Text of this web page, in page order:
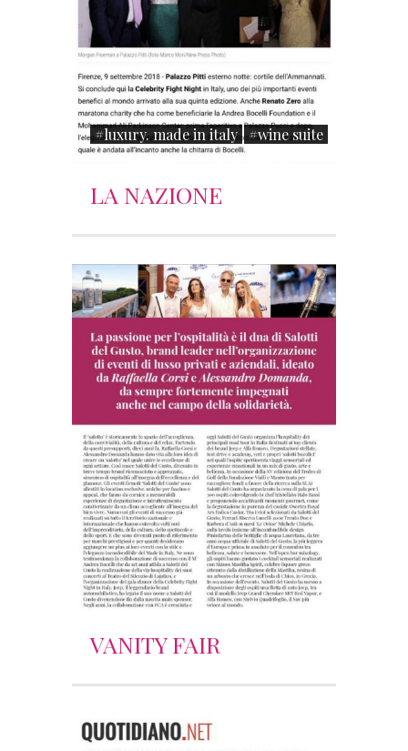
#luxury. made in italy #wine suite
LA NAZIONE
VANITY FAIR